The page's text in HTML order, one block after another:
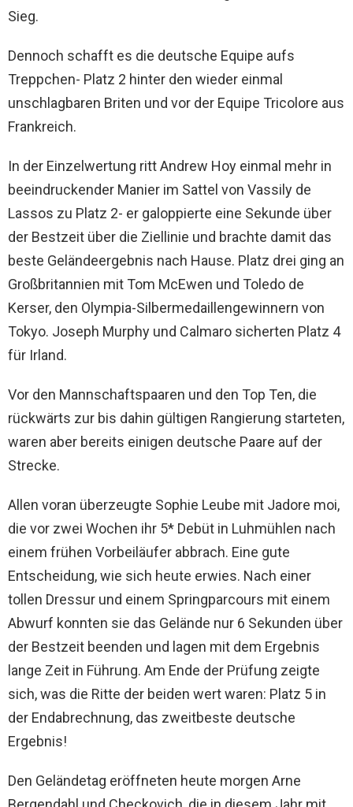
Sieg.
Dennoch schafft es die deutsche Equipe aufs
Treppchen- Platz 2 hinter den wieder einmal
unschlagbaren Briten und vor der Equipe Tricolore aus
Frankreich.
In der Einzelwertung ritt Andrew Hoy einmal mehr in
beeindruckender Manier im Sattel von Vassily de
Lassos zu Platz 2- er galoppierte eine Sekunde über
der Bestzeit über die Ziellinie und brachte damit das
beste Geländeergebnis nach Hause. Platz drei ging an
Großbritannien mit Tom McEwen und Toledo de
Kerser, den Olympia-Silbermedaillengewinnern von
Tokyo. Joseph Murphy und Calmaro sicherten Platz 4
für Irland.
Vor den Mannschaftspaaren und den Top Ten, die
rückwärts zur bis dahin gültigen Rangierung starteten,
waren aber bereits einigen deutsche Paare auf der
Strecke.
Allen voran überzeugte Sophie Leube mit Jadore moi,
die vor zwei Wochen ihr 5* Debüt in Luhmühlen nach
einem frühen Vorbeiläufer abbrach. Eine gute
Entscheidung, wie sich heute erwies. Nach einer
tollen Dressur und einem Springparcours mit einem
Abwurf konnten sie das Gelände nur 6 Sekunden über
der Bestzeit beenden und lagen mit dem Ergebnis
lange Zeit in Führung. Am Ende der Prüfung zeigte
sich, was die Ritte der beiden wert waren: Platz 5 in
der Endabrechnung, das zweitbeste deutsche
Ergebnis!
Den Geländetag eröffneten heute morgen Arne